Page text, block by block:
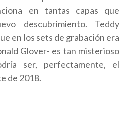
en tantas capas que
descubrimiento. Teddy
en los sets de grabación era
Glover- es tan misterioso
ser, perfectamente, el
de 2018.